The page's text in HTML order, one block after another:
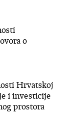
o
Hrvatskoj
i investicije
prostora